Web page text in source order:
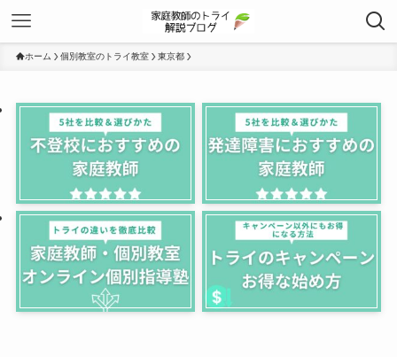
ホーム 個別教室のトライ教室 東京都